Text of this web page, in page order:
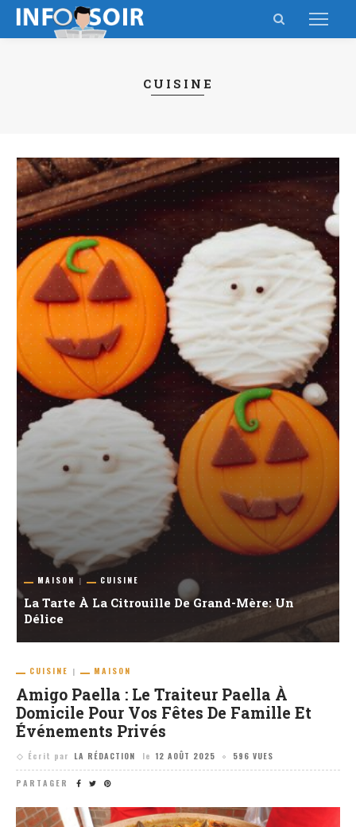
CUISINE
MAISON CUISINE
La Tarte À La Citrouille De Grand-Mère: Un
Délice
CUISINE MAISON
Amigo Paella : Le Traiteur Paella À
Domicile Pour Vos Fêtes De Famille Et
Événements Privés
Écrit par LA RÉDACTION le 12 AOÛT 2025 596 VUES
PARTAGER